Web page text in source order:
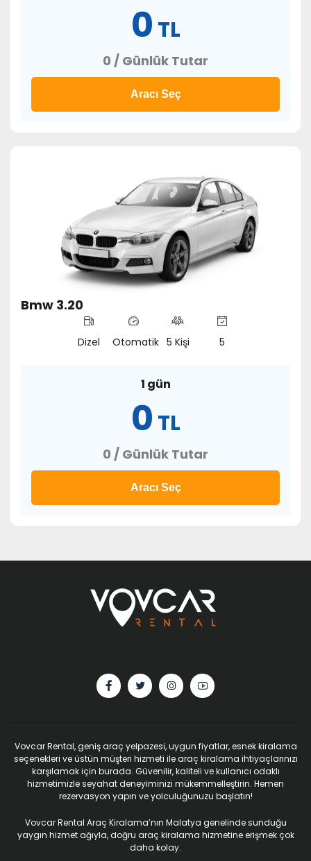
0 TL
0 / Günlük Tutar
Aracı Seç
Bmw 3.20
Dizel Otomatik 5 Kişi 5
1 gün
0 TL
0 / Günlük Tutar
Aracı Seç
Vovcar Rental, geniş araç yelpazesi, uygun fiyatlar, esnek kiralama
seçenekleri ve üstün müşteri hizmeti ile araç kiralama ihtiyaçlarınızı
karşılamak için burada. Güvenilir, kaliteli ve kullanıcı odaklı
hizmetimizle seyahat deneyiminizi mükemmelleştirin. Hemen
rezervasyon yapın ve yolculuğunuzu başlatın!
Vovcar Rental Araç Kiralama’nın Malatya genelinde sunduğu
yaygın hizmet ağıyla, doğru araç kiralama hizmetine erişmek çok
daha kolay.